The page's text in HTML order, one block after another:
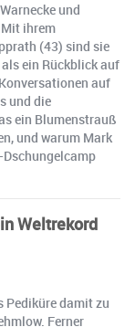
und
ihrem
(43) sind sie
ein Rückblick auf
auf
und die
ein Blumenstrauß
und warum Mark
Weltrekord
Pediküre damit zu
Ferner